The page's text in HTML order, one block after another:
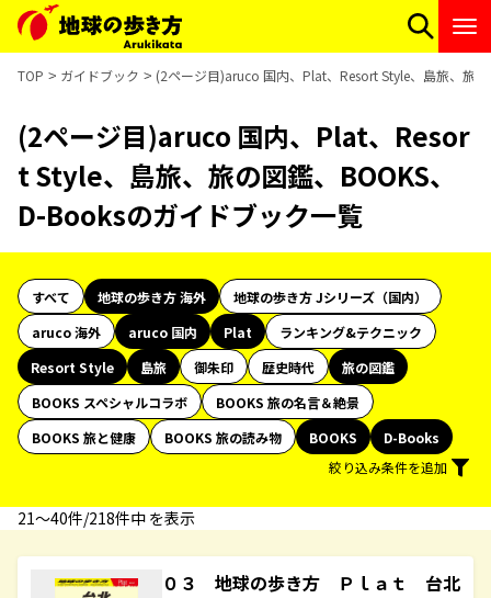
TOP ガイドブック (2ページ目)aruco 国内、Plat、Resort Style、島旅、旅
(2ページ目)aruco 国内、Plat、Resor
t Style、島旅、旅の図鑑、BOOKS、
D-Booksのガイドブック一覧
すべて 地球の歩き方 海外
地球の歩き方 Jシリーズ（国内）
aruco 海外
aruco 国内 Plat
ランキング&テクニック
Resort Style
島旅 御朱印 歴史時代
旅の図鑑
BOOKS スペシャルコラボ
BOOKS 旅の名言＆絶景
BOOKS 旅と健康
BOOKS 旅の読み物 BOOKS
D-Books
絞り込み条件を追加
21〜40件/218件中 を表示
０３ 地球の歩き方 Ｐｌａｔ 台北